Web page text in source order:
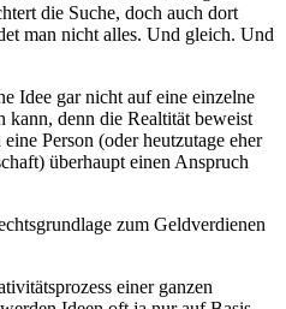
die Suche, doch auch dort
man nicht alles. Und gleich. Und
Idee gar nicht auf eine einzelne
kann, denn die Realtität beweist
Person (oder heutzutage eher
überhaupt einen Anspruch
zum Geldverdienen
einer ganzen